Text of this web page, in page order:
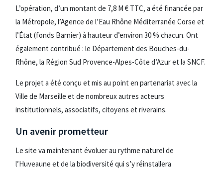
L’opération, d’un montant de 7,8 M € TTC, a été financée par
la Métropole, l’Agence de l’Eau Rhône Méditerranée Corse et
l’État (fonds Barnier) à hauteur d’environ 30 % chacun. Ont
également contribué : le Département des Bouches-du-
Rhône, la Région Sud Provence-Alpes-Côte d’Azur et la SNCF.
Le projet a été conçu et mis au point en partenariat avec la
Ville de Marseille et de nombreux autres acteurs
institutionnels, associatifs, citoyens et riverains.
Un avenir prometteur
Le site va maintenant évoluer au rythme naturel de
l’Huveaune et de la biodiversité qui s’y réinstallera